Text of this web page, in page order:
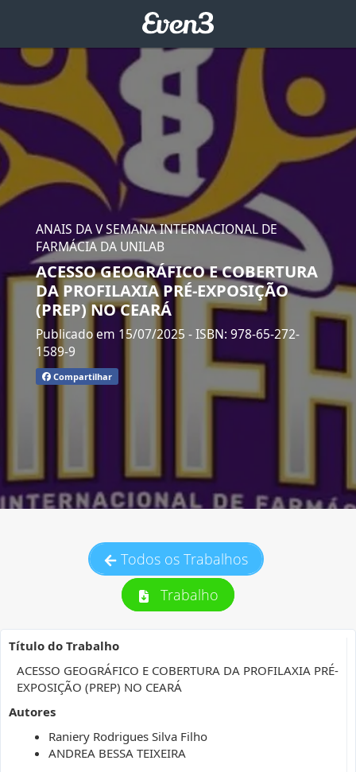
ANAIS DA V SEMANA INTERNACIONAL DE
FARMÁCIA DA UNILAB
ACESSO GEOGRÁFICO E COBERTURA
DA PROFILAXIA PRÉ-EXPOSIÇÃO
(PREP) NO CEARÁ
Publicado em 15/07/2025 - ISBN: 978-65-272-
1589-9
Compartilhar
Todos os Trabalhos
Trabalho
Título do Trabalho
ACESSO GEOGRÁFICO E COBERTURA DA PROFILAXIA PRÉ-
EXPOSIÇÃO (PREP) NO CEARÁ
Autores
Raniery Rodrigues Silva Filho
ANDREA BESSA TEIXEIRA